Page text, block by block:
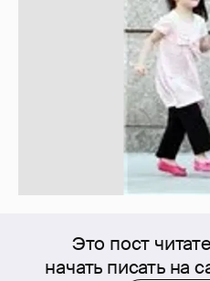
Это пост
начать писать на